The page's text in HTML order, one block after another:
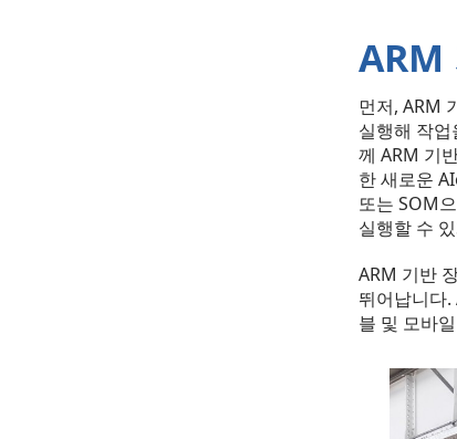
ARM
먼저, ARM
실행해 작
께 ARM 기
한 새로운
또는 SOM
실행할 수
ARM 기반
뛰어납니다
블 및 모바